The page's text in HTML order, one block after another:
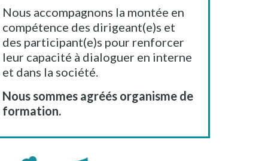
Nous accompagnons la montée en
compétence des dirigeant(e)s et
des participant(e)s pour renforcer
leur capacité à dialoguer en interne
et dans la société.
Nous sommes agréés organisme de
formation.